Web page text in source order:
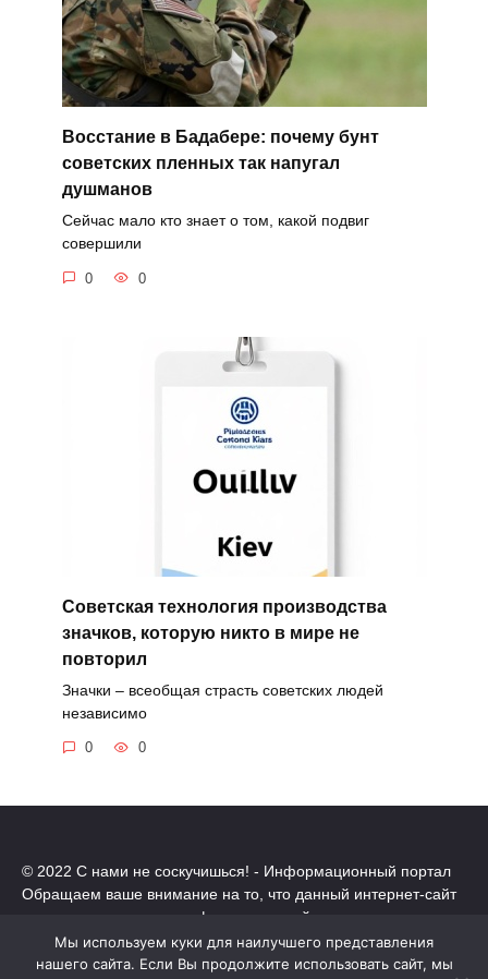
Восстание в Бадабере: почему бунт
советских пленных так напугал
душманов
Сейчас мало кто знает о том, какой подвиг
совершили
0 0
Советская технология производства
значков, которую никто в мире не
повторил
Значки – всеобщая страсть советских людей
независимо
0 0
© 2022 С нами не соскучишься! - Информационный портал
Обращаем ваше внимание на то, что данный интернет-сайт
носит исключительно информационный характер.
Все торговые марки принадлежат их владельцам. Все права
защищены.
Мы используем куки для наилучшего представления
нашего сайта. Если Вы продолжите использовать сайт, мы